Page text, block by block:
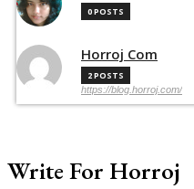
0 POSTS
Horroj Com
2 POSTS
https://blog.horroj.com/
Write For Horroj